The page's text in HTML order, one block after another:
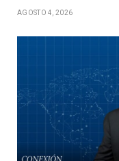
AGOSTO 4, 2026